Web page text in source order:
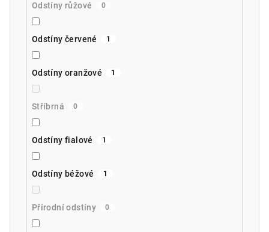
Odstíny růžové 0
Odstíny červené 1
Odstíny oranžové 1
Stříbrná 0
Odstíny fialové 1
Odstíny béžové 1
Přírodní odstíny 0